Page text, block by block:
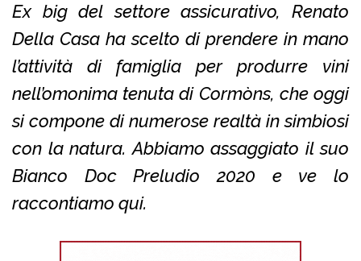
Ex big del settore assicurativo, Renato
Della Casa ha scelto di prendere in mano
l’attività di famiglia per produrre vini
nell’omonima tenuta di Cormòns, che oggi
si compone di numerose realtà in simbiosi
con la natura. Abbiamo assaggiato il suo
Bianco Doc Preludio 2020 e ve lo
raccontiamo qui.